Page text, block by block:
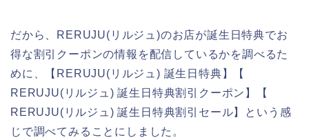
だから、RERUJU(リルジュ)のお店が誕生日特典でお
得な割引クーポンの情報を配信しているかを調べるた
めに、【RERUJU(リルジュ) 誕生日特典】【
RERUJU(リルジュ) 誕生日特典割引クーポン】【
RERUJU(リルジュ) 誕生日特典割引セール】という感
じで調べてみることにしました。